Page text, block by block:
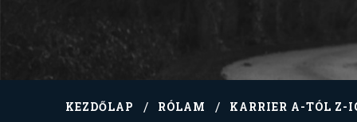
KEZDŐLAP RÓLAM KARRIER A-TÓL Z-